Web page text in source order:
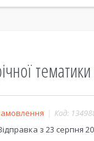
Код:
з 23 серпня